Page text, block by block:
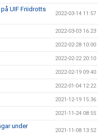
UIF Friidrotts
2022-03-14 11:57
2022-03-03 16:23
2022-02-28 10:00
2022-02-22 20:10
2022-02-19 09:40
2022-01-04 12:22
2021-12-19 15:36
2021-11-24 08:55
under
2021-11-08 13:52